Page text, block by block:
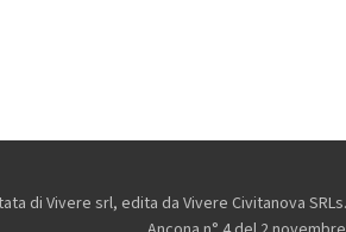
di Vivere srl, edita da Vivere Civitanova